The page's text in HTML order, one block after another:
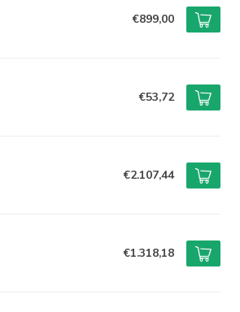
€899,00
€53,72
€2.107,44
€1.318,18